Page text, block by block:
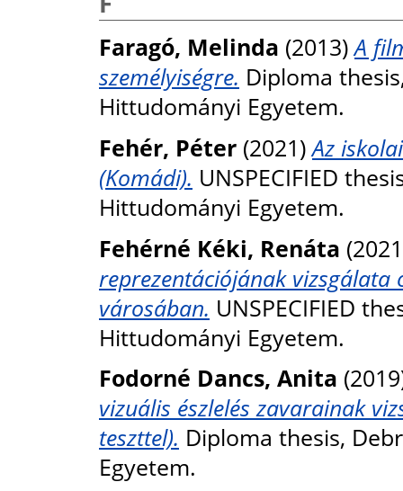
Faragó, Melinda (2013)A
személyiségre. Diploma
Hittudományi Egyetem.
Fehér, Péter (2021)Az
(Komádi). UNSPECIFIED
Hittudományi Egyetem.
Fehérné Kéki, Renáta
reprezentációjának
városában. UNSPECIFIED
Hittudományi Egyetem.
Fodorné Dancs, Anita
vizuális észlelés zavarainak
teszttel). Diploma thesis,
Egyetem.